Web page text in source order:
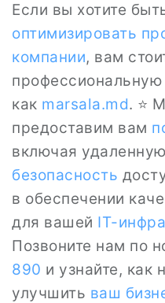
Если вы хотите
оптимизировать
компании, вам
как marsala.md. ⭐
предоставим вам
включая
безопасность
в обеспечении
для вашей IT-
Позвоните нам по
890 и узнайте,
улучшить ваш